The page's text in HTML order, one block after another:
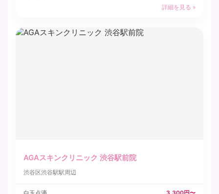
詳細を見る »
AGAスキンクリニック 渋谷駅前院
渋谷区渋谷駅駅周辺